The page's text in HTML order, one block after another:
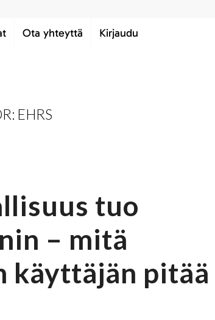
Ota yhteyttä Kirjaudu
EHRS
tuo
– mitä
käyttäjän pitää